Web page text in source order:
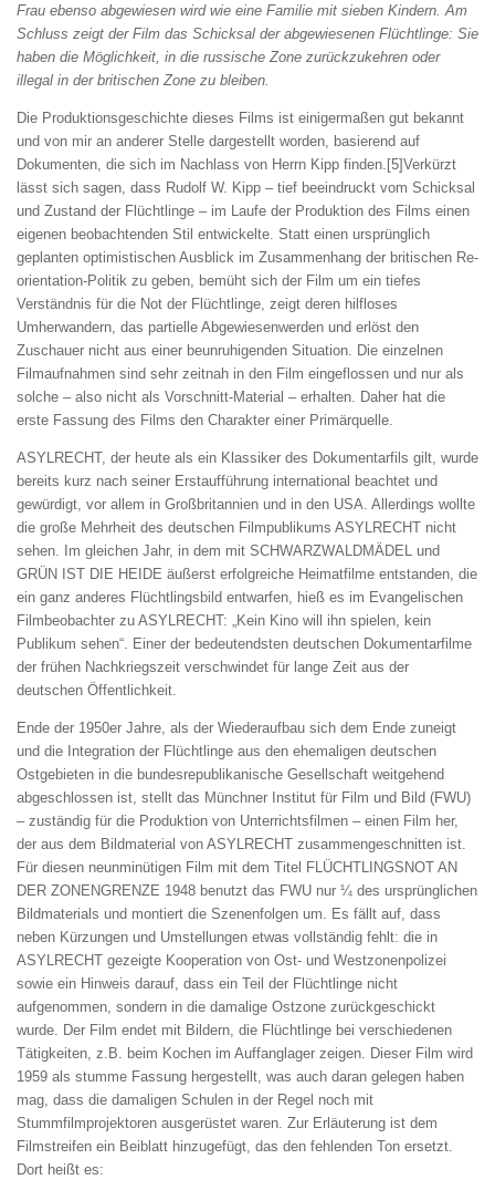
Frau ebenso abgewiesen wird wie eine Familie mit sieben Kindern. Am
Schluss zeigt der Film das Schicksal der abgewiesenen Flüchtlinge: Sie
haben die Möglichkeit, in die russische Zone zurückzukehren oder
illegal in der britischen Zone zu bleiben.
Die Produktionsgeschichte dieses Films ist einigermaßen gut bekannt
und von mir an anderer Stelle dargestellt worden, basierend auf
Dokumenten, die sich im Nachlass von Herrn Kipp finden.[5]Verkürzt
lässt sich sagen, dass Rudolf W. Kipp – tief beeindruckt vom Schicksal
und Zustand der Flüchtlinge – im Laufe der Produktion des Films einen
eigenen beobachtenden Stil entwickelte. Statt einen ursprünglich
geplanten optimistischen Ausblick im Zusammenhang der britischen Re-
orientation-Politik zu geben, bemüht sich der Film um ein tiefes
Verständnis für die Not der Flüchtlinge, zeigt deren hilfloses
Umherwandern, das partielle Abgewiesenwerden und erlöst den
Zuschauer nicht aus einer beunruhigenden Situation. Die einzelnen
Filmaufnahmen sind sehr zeitnah in den Film eingeflossen und nur als
solche – also nicht als Vorschnitt-Material – erhalten. Daher hat die
erste Fassung des Films den Charakter einer Primärquelle.
ASYLRECHT, der heute als ein Klassiker des Dokumentarfils gilt, wurde
bereits kurz nach seiner Erstaufführung international beachtet und
gewürdigt, vor allem in Großbritannien und in den USA. Allerdings wollte
die große Mehrheit des deutschen Filmpublikums ASYLRECHT nicht
sehen. Im gleichen Jahr, in dem mit SCHWARZWALDMÄDEL und
GRÜN IST DIE HEIDE äußerst erfolgreiche Heimatfilme entstanden, die
ein ganz anderes Flüchtlingsbild entwarfen, hieß es im Evangelischen
Filmbeobachter zu ASYLRECHT: „Kein Kino will ihn spielen, kein
Publikum sehen“. Einer der bedeutendsten deutschen Dokumentarfilme
der frühen Nachkriegszeit verschwindet für lange Zeit aus der
deutschen Öffentlichkeit.
Ende der 1950er Jahre, als der Wiederaufbau sich dem Ende zuneigt
und die Integration der Flüchtlinge aus den ehemaligen deutschen
Ostgebieten in die bundesrepublikanische Gesellschaft weitgehend
abgeschlossen ist, stellt das Münchner Institut für Film und Bild (FWU)
– zuständig für die Produktion von Unterrichtsfilmen – einen Film her,
der aus dem Bildmaterial von ASYLRECHT zusammengeschnitten ist.
Für diesen neunminütigen Film mit dem Titel FLÜCHTLINGSNOT AN
DER ZONENGRENZE 1948 benutzt das FWU nur ¼ des ursprünglichen
Bildmaterials und montiert die Szenenfolgen um. Es fällt auf, dass
neben Kürzungen und Umstellungen etwas vollständig fehlt: die in
ASYLRECHT gezeigte Kooperation von Ost- und Westzonenpolizei
sowie ein Hinweis darauf, dass ein Teil der Flüchtlinge nicht
aufgenommen, sondern in die damalige Ostzone zurückgeschickt
wurde. Der Film endet mit Bildern, die Flüchtlinge bei verschiedenen
Tätigkeiten, z.B. beim Kochen im Auffanglager zeigen. Dieser Film wird
1959 als stumme Fassung hergestellt, was auch daran gelegen haben
mag, dass die damaligen Schulen in der Regel noch mit
Stummfilmprojektoren ausgerüstet waren. Zur Erläuterung ist dem
Filmstreifen ein Beiblatt hinzugefügt, das den fehlenden Ton ersetzt.
Dort heißt es: